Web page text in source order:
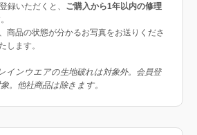
録いただくと、 ご購入から1年以内の修理
商品の状態が分かるお写真をお送りくださ
します。
インウエアの生地破れは対象外。会員登
。他社商品は除きます。